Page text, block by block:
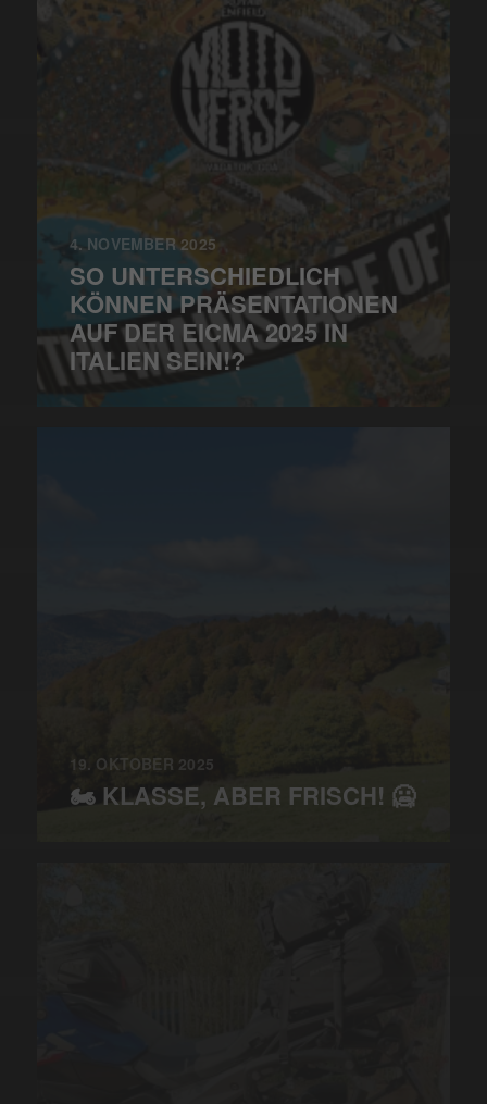
4. NOVEMBER 2025
SO UNTERSCHIEDLICH
KÖNNEN PRÄSENTATIONEN
AUF DER EICMA 2025 IN
ITALIEN SEIN!?
19. OKTOBER 2025
🏍️ KLASSE, ABER FRISCH! 🥶